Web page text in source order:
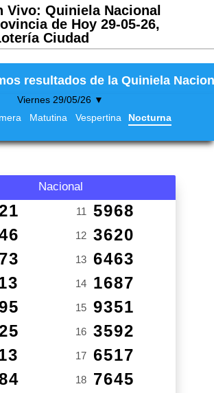
Vivo: Quiniela Nacional
de Hoy 29-05-26,
Ciudad
resultados de la Quiniela
Viernes 29/05/26 ▼
Matutina Vespertina Nocturna
Nacional
11 5968
12 3620
13 6463
14 1687
15 9351
16 3592
17 6517
18 7645